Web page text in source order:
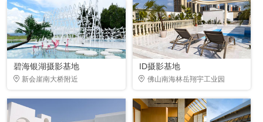
碧海银湖摄影基地
新会崖南大桥附近
ID摄影基地
佛山南海林岳翔宇工业园